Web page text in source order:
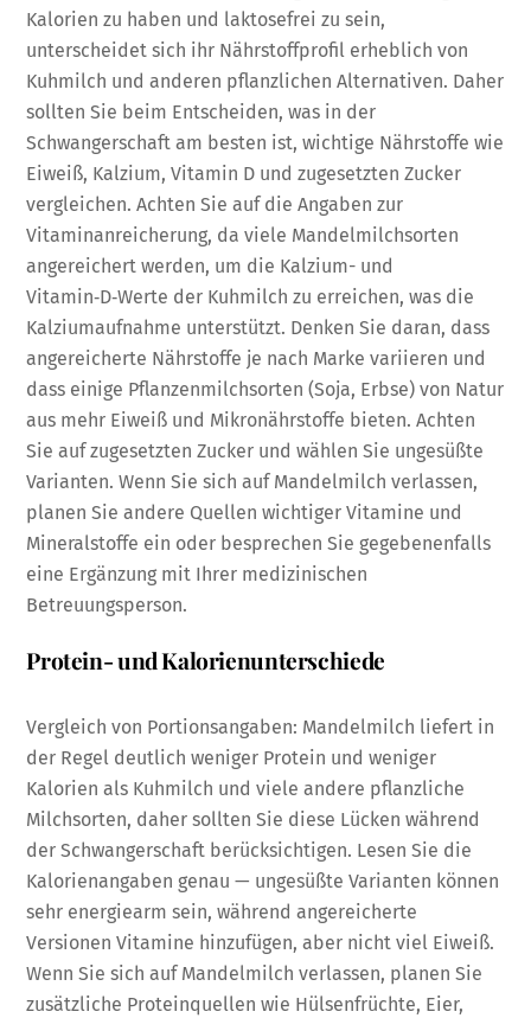
Kalorien zu haben und laktosefrei zu sein,
unterscheidet sich ihr Nährstoffprofil erheblich von
Kuhmilch und anderen pflanzlichen Alternativen. Daher
sollten Sie beim Entscheiden, was in der
Schwangerschaft am besten ist, wichtige Nährstoffe wie
Eiweiß, Kalzium, Vitamin D und zugesetzten Zucker
vergleichen. Achten Sie auf die Angaben zur
Vitaminanreicherung, da viele Mandelmilchsorten
angereichert werden, um die Kalzium- und
Vitamin‑D‑Werte der Kuhmilch zu erreichen, was die
Kalziumaufnahme unterstützt. Denken Sie daran, dass
angereicherte Nährstoffe je nach Marke variieren und
dass einige Pflanzenmilchsorten (Soja, Erbse) von Natur
aus mehr Eiweiß und Mikronährstoffe bieten. Achten
Sie auf zugesetzten Zucker und wählen Sie ungesüßte
Varianten. Wenn Sie sich auf Mandelmilch verlassen,
planen Sie andere Quellen wichtiger Vitamine und
Mineralstoffe ein oder besprechen Sie gegebenenfalls
eine Ergänzung mit Ihrer medizinischen
Betreuungsperson.
Protein- und Kalorienunterschiede
Vergleich von Portionsangaben: Mandelmilch liefert in
der Regel deutlich weniger Protein und weniger
Kalorien als Kuhmilch und viele andere pflanzliche
Milchsorten, daher sollten Sie diese Lücken während
der Schwangerschaft berücksichtigen. Lesen Sie die
Kalorienangaben genau — ungesüßte Varianten können
sehr energiearm sein, während angereicherte
Versionen Vitamine hinzufügen, aber nicht viel Eiweiß.
Wenn Sie sich auf Mandelmilch verlassen, planen Sie
zusätzliche Proteinquellen wie Hülsenfrüchte, Eier,